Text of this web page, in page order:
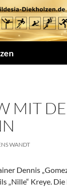
MIT
WANDT
Dennis
„Nille“ Kreye. Die